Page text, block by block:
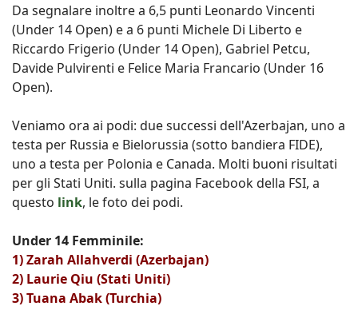
Da segnalare inoltre a 6,5 punti Leonardo Vincenti
(Under 14 Open) e a 6 punti Michele Di Liberto e
Riccardo Frigerio (Under 14 Open), Gabriel Petcu,
Davide Pulvirenti e Felice Maria Francario (Under 16
Open).
Veniamo ora ai podi: due successi dell'Azerbajan, uno a
testa per Russia e Bielorussia (sotto bandiera FIDE),
uno a testa per Polonia e Canada. Molti buoni risultati
per gli Stati Uniti. sulla pagina Facebook della FSI, a
questo link, le foto dei podi.
Under 14 Femminile:
1) Zarah Allahverdi (Azerbajan)
2) Laurie Qiu (Stati Uniti)
3) Tuana Abak (Turchia)